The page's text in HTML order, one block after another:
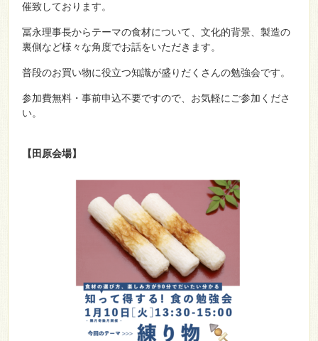
催致しております。
冨永理事長からテーマの食材について、文化的背景、製造の
裏側など様々な角度でお話をいただきます。
普段のお買い物に役立つ知識が盛りだくさんの勉強会です。
参加費無料・事前申込不要ですので、お気軽にご参加くださ
い。
【田原会場】